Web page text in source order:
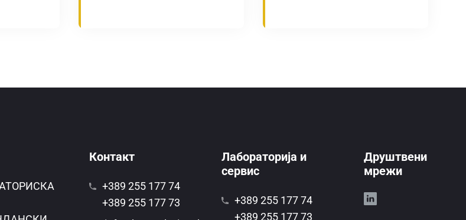
Контакт
+389 255 177 74
+389 255 177 73
Лабораторија и
сервис
+389 255 177 74
+389 255 177 73
Друштвени
мрежи